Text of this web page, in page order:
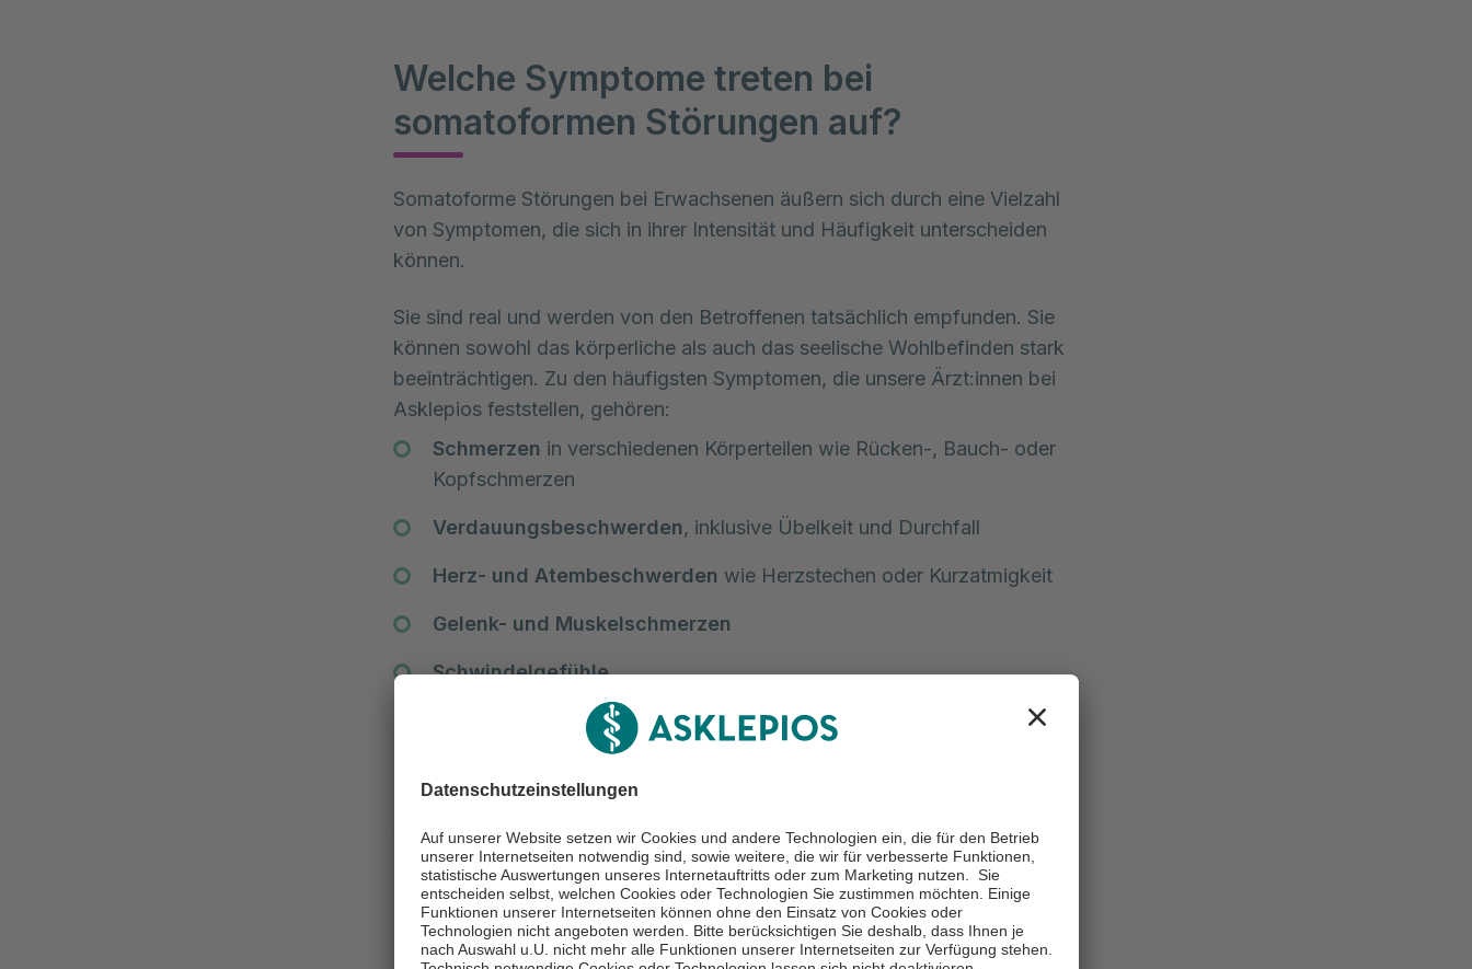
Welche Symptome treten bei
somatoformen Störungen auf?
Somatoforme Störungen bei Erwachsenen äußern sich durch eine Vielzahl
von Symptomen, die sich in ihrer Intensität und Häufigkeit unterscheiden
können.
Sie sind real und werden von den Betroffenen tatsächlich empfunden. Sie
können sowohl das körperliche als auch das seelische Wohlbefinden stark
beeinträchtigen. Zu den häufigsten Symptomen, die unsere Ärzt:innen bei
Asklepios feststellen, gehören:
Schmerzen in verschiedenen Körperteilen wie Rücken-, Bauch- oder
Kopfschmerzen
Verdauungsbeschwerden, inklusive Übelkeit und Durchfall
Herz- und Atembeschwerden wie Herzstechen oder Kurzatmigkeit
Gelenk- und Muskelschmerzen
Schwindelgefühle
Die Symptome können in ihrer Ausprägung von Person zu Person und
Was tun bei akuten Symptomen?
Wenn jemand in Ihrem Umfeld plötzlich sehr starke Symptome einer
somatoformen Störung zeigt, die sich schnell verschlimmern, dann handeln
Sie bitte. Wählen Sie im den Notruf 112.
Leisten Sie Erste Hilfe: Beruhigen Sie die Person. Seien Sie verständnisvoll